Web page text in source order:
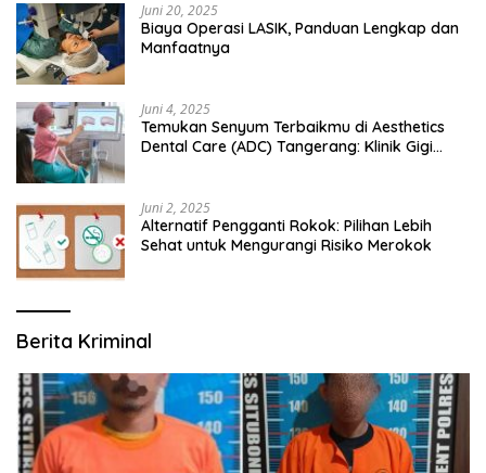
Juni 20, 2025
Biaya Operasi LASIK, Panduan Lengkap dan
Manfaatnya
Juni 4, 2025
Temukan Senyum Terbaikmu di Aesthetics
Dental Care (ADC) Tangerang: Klinik Gigi
Juni 2, 2025
Alternatif Pengganti Rokok: Pilihan Lebih
Sehat untuk Mengurangi Risiko Merokok
Berita Kriminal